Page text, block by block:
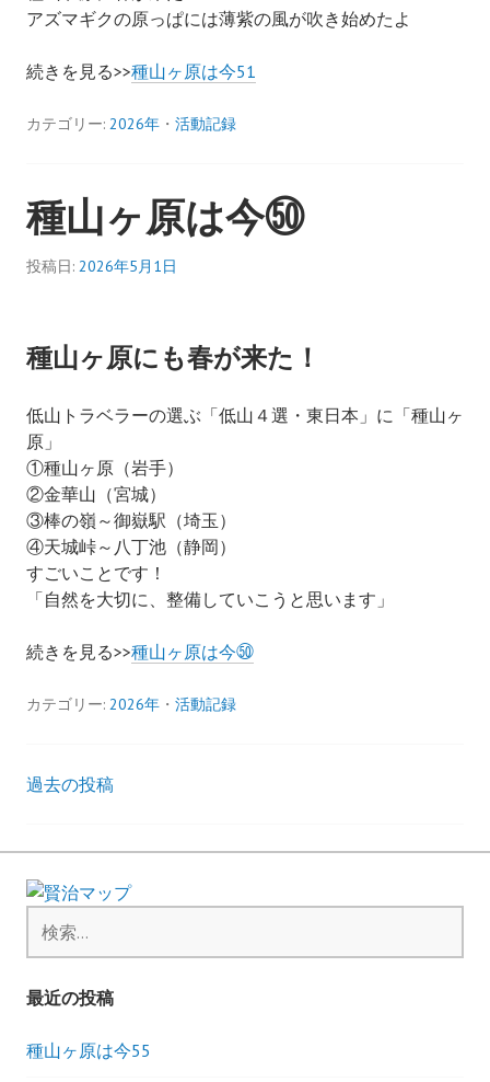
アズマギクの原っぱには薄紫の風が吹き始めたよ
続きを見る>>種山ヶ原は今51
カテゴリー: 2026年 ・ 活動記録
種山ヶ原は今㊿
投稿日: 2026年5月1日
種山ヶ原にも春が来た！
低山トラベラーの選ぶ「低山４選・東日本」に「種山ヶ
原」
①種山ヶ原（岩手）
②金華山（宮城）
③棒の嶺～御嶽駅（埼玉）
④天城峠～八丁池（静岡）
すごいことです！
「自然を大切に、整備していこうと思います」
続きを見る>>種山ヶ原は今㊿
カテゴリー: 2026年 ・ 活動記録
投
稿
ナ
ビ
ゲ
ー
過去の投稿
最近の投稿
種山ヶ原は今55